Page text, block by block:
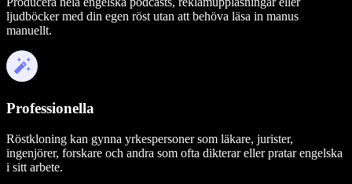
ljudböcker med din egen röst utan att behöva läsa in manus
manuellt.
Professionella
Röstkloning kan gynna yrkespersoner som läkare, jurister,
ingenjörer, forskare och andra som ofta dikterar eller pratar engelska
i sitt arbete.